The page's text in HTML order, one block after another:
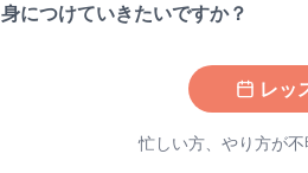
身につけていきたいですか？
レッ
忙しい方、やり方が